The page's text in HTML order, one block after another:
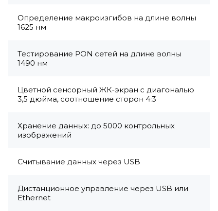
Определение макроизгибов на длине волны
1625 нм
Тестирование PON сетей на длине волны
1490 нм
Цветной сенсорный ЖК-экран с диагональю
3,5 дюйма, соотношение сторон 4:3
Хранение данных: до 5000 контрольных
изображений
Считывание данных через USB
Дистанционное управление через USB или
Ethernet